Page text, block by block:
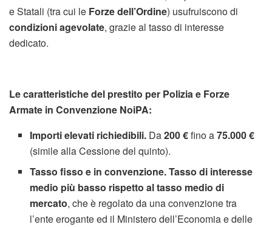
e Statali (tra cui le Forze dell’Ordine) usufruiscono di
condizioni agevolate, grazie al tasso di interesse
dedicato.
Le caratteristiche del prestito per Polizia e Forze
Armate in Convenzione NoiPA:
Importi elevati richiedibili. Da200 €fino a75.000 €
(simile alla Cessione del quinto).
Tasso fisso e in convenzione.Tasso di interesse
medio più basso rispetto al tasso medio di
mercato, che è regolato da una convenzione tra
l’ente erogante ed il Ministero dell’Economia e delle